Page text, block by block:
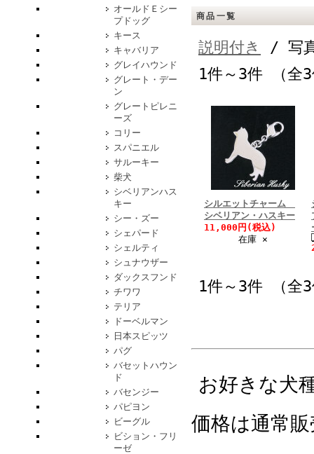
オールドＥシー
プドッグ
キース
キャバリア
グレイハウンド
グレート・デー
ン
グレートピレニ
ーズ
コリー
スパニエル
サルーキー
柴犬
シベリアンハス
キー
シー・ズー
シェパード
シェルティ
シュナウザー
ダックスフンド
チワワ
テリア
ドーベルマン
日本スピッツ
パグ
バセットハウン
ド
バセンジー
パピヨン
ビーグル
ビション・フリ
ーゼ
商品一覧
説明付き
/ 写
1件～3件 （全
シルエットチャーム
シベリアン・ハスキー
11,000円(税込)
在庫 ×
1件～3件 （全
お好きな犬
価格は通常